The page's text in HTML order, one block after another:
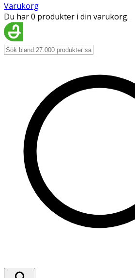
Varukorg
Du har 0 produkter i din varukorg.